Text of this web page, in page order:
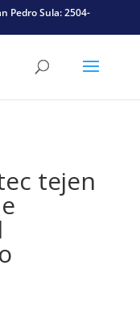
Pedro Sula: 2504-
tejen